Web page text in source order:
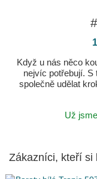
Když u nás něco
nejvíc potřebují.
společně udělat
Už
Zákazníci, kteří si